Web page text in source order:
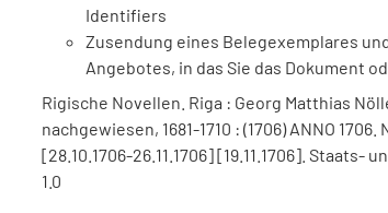
Identifiers
Zusendung eines Belegexemplares
Angebotes, in das Sie das Dokument
Rigische Novellen. Riga : Georg Matthias
nachgewiesen, 1681-1710 : (1706) ANNO 1706.
[28.10.1706-26.11.1706] [19.11.1706].
1.0